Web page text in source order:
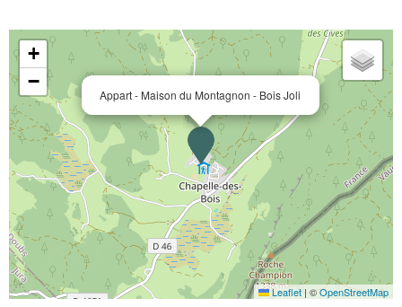
Appart - Maison du Montagnon - Bois Joli
+
−
Leaflet | ©OpenStreetMap